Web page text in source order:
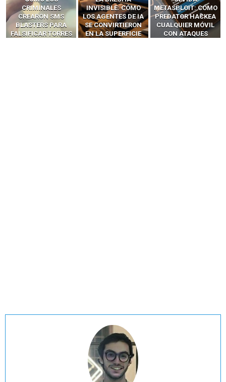
INVISIBLE: CÓMO
LOS AGENTES DE IA
SE CONVIRTIERON
EN LA SUPERFICIE
METASPLOIT: CÓMO
PREDATOR HACKEA
CUALQUIER MÓVIL
CON ATAQUES
INTERCEPTAN OTPS
Y LLAMADAS
MÓVILES SIN
‘HACKEAR’ — EL